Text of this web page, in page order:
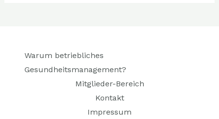
Warum betriebliches
Gesundheitsmanagement?
Mitglieder-Bereich
Kontakt
Impressum